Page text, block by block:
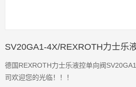
德国REXROTH力士乐液控单向阀
司欢迎您的光临！！！